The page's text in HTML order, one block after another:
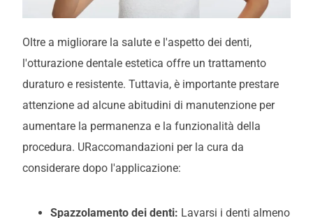
Oltre a migliorare la salute e l'aspetto dei denti,
l'otturazione dentale estetica offre un trattamento
duraturo e resistente. Tuttavia, è importante prestare
attenzione ad alcune abitudini di manutenzione per
aumentare la permanenza e la funzionalità della
procedura. URaccomandazioni per la cura da
considerare dopo l'applicazione:
Spazzolamento dei denti: Lavarsi i denti almeno